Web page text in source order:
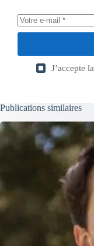
J’accepte la
Publications similaires